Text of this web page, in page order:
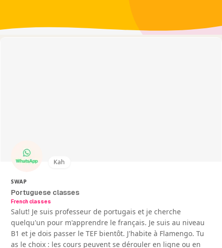
Kah
SWAP
Portuguese classes
French classes
Salut! Je suis professeur de portugais et je cherche
quelqu'un pour m'apprendre le français. Je suis au niveau
B1 et je dois passer le TEF bientôt. J'habite à Flamengo. Tu
as le choix : les cours peuvent se dérouler en ligne ou en